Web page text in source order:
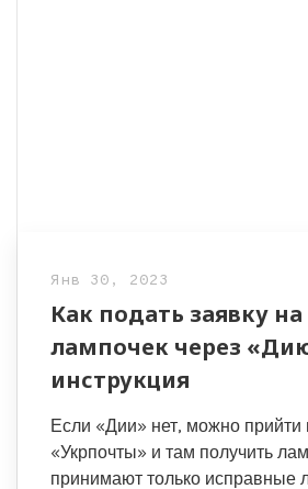
Янв 30, 2023
Как подать заявку
лампочек через
инструкция
Если «Дии» нет, можно прийти
«Укрпочты» и там получить
принимают только исправные